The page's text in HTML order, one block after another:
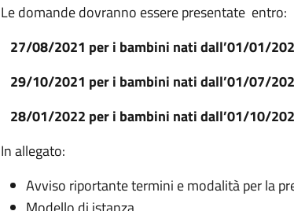
Le domande dovranno essere presentate entro:
27/08/2021 per i bambini nati dall’01/01/
29/10/2021 per i bambini nati dall’01/07/
28/01/2022 per i bambini nati dall’01/10/
In allegato:
Avviso riportante termini e modalità per la